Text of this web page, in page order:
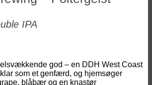
IPA
god – en DDH West Coast
som et genfærd, og hjemsøger
blåbær og en knastør